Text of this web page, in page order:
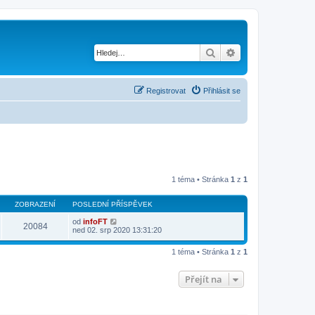
Hledat
Přihlásit se
Registrovat
1 téma • Stránka 1 z 1
ZOBRAZENÍ POSLEDNÍ PŘÍSPĚVEK
20084 od infoFT
ned 02. srp 2020 13:31:20
1 téma • Stránka 1 z 1
Přejít na